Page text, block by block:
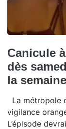
Canicule
dès
la
La métropole
vigilance
L’épisode